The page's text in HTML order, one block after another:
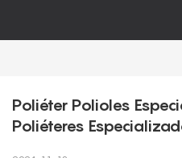
Poliéter Polioles
Poliéteres